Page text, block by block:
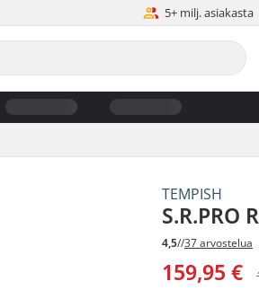
5+ milj. asiakasta
TEMPISH
4,5//37 arvostelua
159,95 €